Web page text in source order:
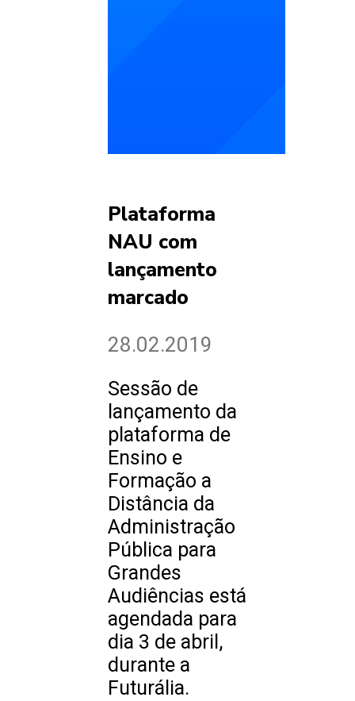
Plataforma
NAU com
lançamento
marcado
28.02.2019
Sessão de
lançamento da
plataforma de
Ensino e
Formação a
Distância da
Administração
Pública para
Grandes
Audiências está
agendada para
dia 3 de abril,
durante a
Futurália.